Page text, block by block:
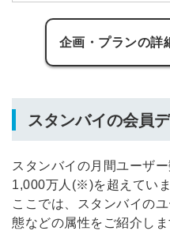
企画・プランの詳
スタンバイの会員
スタンバイの月間ユーザ
1,000万人(※)を超えていま
ここでは、スタンバイの
態などの属性をご紹介しま